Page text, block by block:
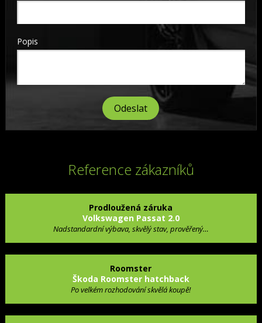
Popis
Reference zákazníků
Prodloužená záruka
Volkswagen Passat 2.0
Nadstandardní výbava, skvělý stav, prověřený…
Roomster
Škoda Roomster hatchback
Po velkém rozhodování skvělá koupě!